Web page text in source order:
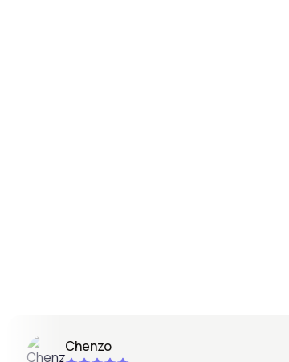
Chenzo